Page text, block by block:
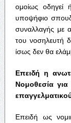
ομοίως οδηγεί
υποψήφιο
συναλλαγής με
του νοσηλευτή
ίσως δεν θα
Επειδή η
Νομοθεσία για
Επειδή ως